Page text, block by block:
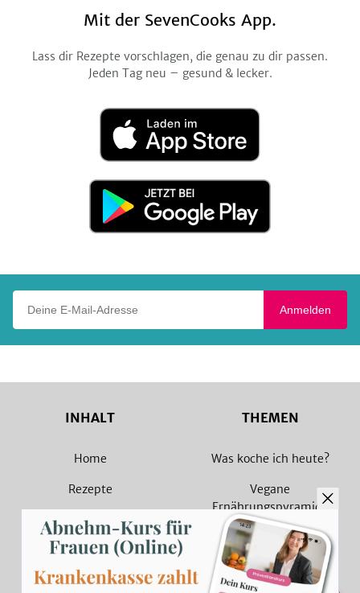
Mit der SevenCooks App.
Lass dir Rezepte vorschlagen, die genau zu dir passen.
Jeden Tag neu – gesund & lecker.
Laden
im
App
Jetzt
Google
Anmelden
INHALT
Home
Rezepte
Magazin
Sammlungen
Rezept Suche
THEMEN
Was koche ich heute?
Vegane
Ernährungspyramide
Vegane Rezepte
Vegetarische Rezepte